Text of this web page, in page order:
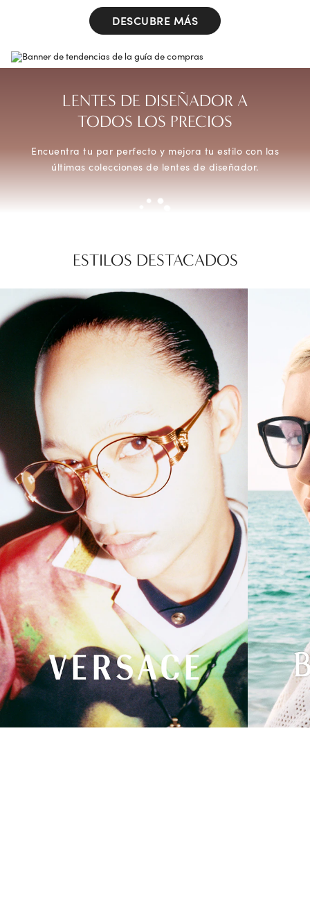
DESCUBRE MÁS
LENTES DE DISEÑADOR A
TODOS LOS PRECIOS
Encuentra tu par perfecto y mejora tu estilo con las
últimas colecciones de lentes de diseñador.
ESTILOS DESTACADOS